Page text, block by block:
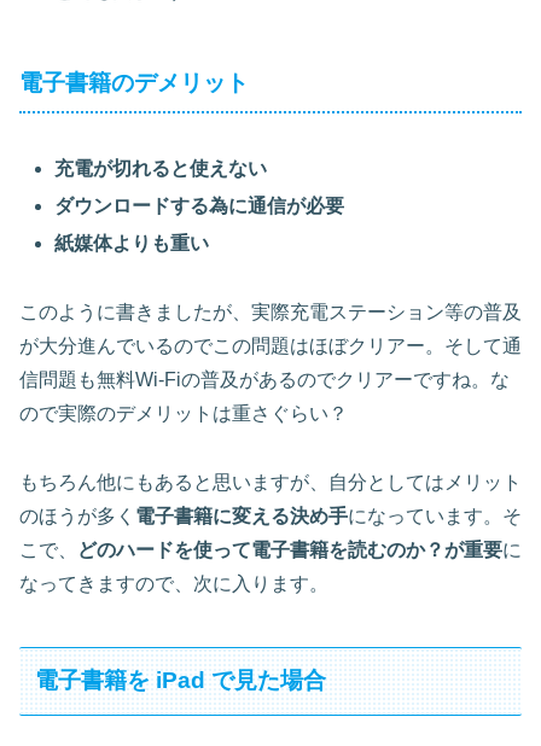
電子書籍のデメリット
充電が切れると使えない
ダウンロードする為に通信が必要
紙媒体よりも重い
このように書きましたが、実際充電ステーション等の普及
が大分進んでいるのでこの問題はほぼクリアー。そして通
信問題も無料Wi-Fiの普及があるのでクリアーですね。な
ので実際のデメリットは重さぐらい？
もちろん他にもあると思いますが、自分としてはメリット
のほうが多く 電子書籍に変える決め手になっています。そ
こで、
どのハードを使って電子書籍を読むのか？が重要に
なってきますので、次に入ります。
電子書籍を iPad で見た場合